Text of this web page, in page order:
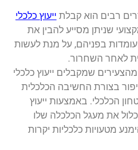
רבים הוא קבלת ייעוץ כלכלי
שניתן מסייע להבין את
בפניהם, על מנת לעשות
לאחר השחרור.
על פי סטטיסטיקות, מעל 60% מהצעירים שמקבלים ייעוץ כלכלי
בצורת החשיבה הכלכלית
הכלכלי. באמצעות ייעוץ
את מעגל הכלכלה שלו
מטעויות כלכליות יקרות